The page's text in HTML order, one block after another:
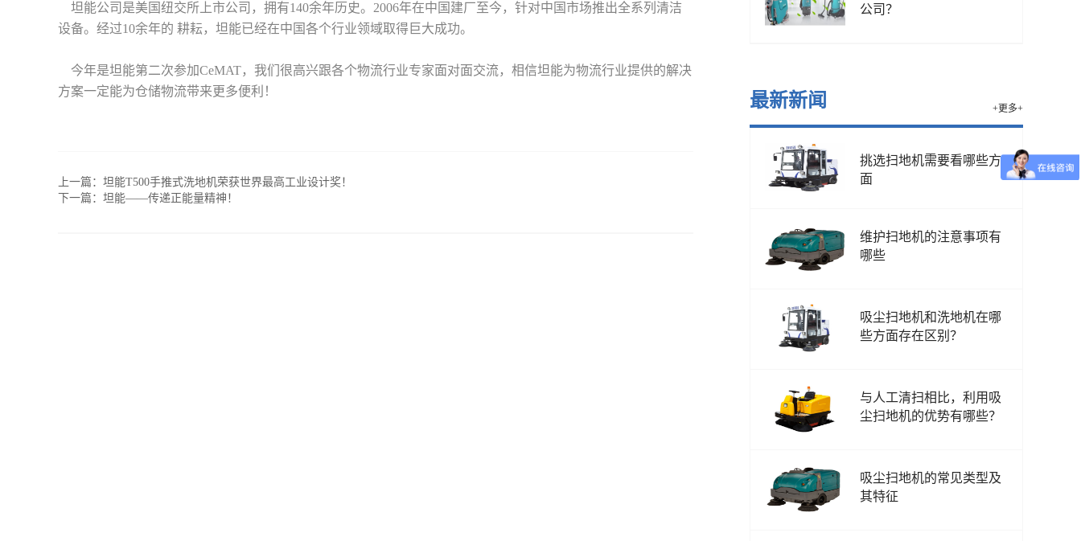
公司？
最新新闻 +更多+
挑选扫地机需要看哪些方
面
维护扫地机的注意事项有
哪些
吸尘扫地机和洗地机在哪
些方面存在区别？
与人工清扫相比，利用吸
尘扫地机的优势有哪些？
吸尘扫地机的常见类型及
其特征
坦能公司是美国纽交所上市公司，拥有140余年历史。2006年在中国建厂至今，针对中国市场推出全系列清洁
设备。经过10余年的 耕耘，坦能已经在中国各个行业领域取得巨大成功。
今年是坦能第二次参加CeMAT，我们很高兴跟各个物流行业专家面对面交流，相信坦能为物流行业提供的解决
方案一定能为仓储物流带来更多便利！
上一篇： 坦能T500手推式洗地机荣获世界最高工业设计奖！
下一篇： 坦能——传递正能量精神！